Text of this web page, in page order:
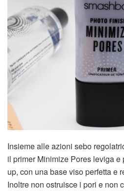
Insieme alle azioni sebo
il primer Minimize Pores leviga
up, con una base viso perfetta e
Inoltre non ostruisce i pori e non